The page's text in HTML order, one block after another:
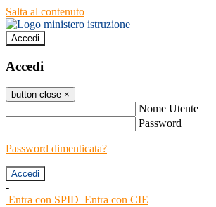
Salta al contenuto
Accedi
Accedi
button close ×
Nome Utente
Password
Password dimenticata?
-
Entra con SPID Entra con CIE